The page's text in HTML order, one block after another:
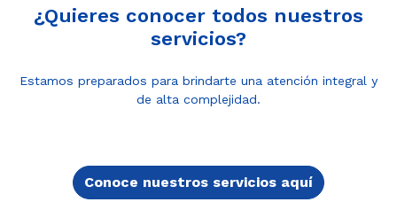
¿Quieres conocer todos nuestros
servicios?
Estamos preparados para brindarte una atención integral y
de alta complejidad.
Conoce nuestros servicios aquí